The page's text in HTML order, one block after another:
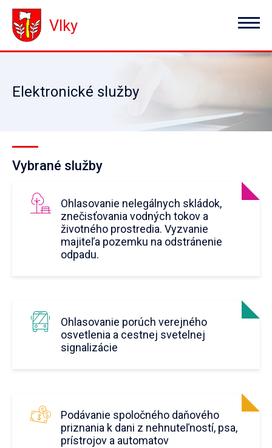
Vlky
Elektronické služby
Vybrané služby
Ohlasovanie nelegálnych skládok,
znečisťovania vodných tokov a
životného prostredia. Vyzvanie
majiteľa pozemku na odstránenie
odpadu.
Ohlasovanie porúch verejného
osvetlenia a cestnej svetelnej
signalizácie
Podávanie spoločného daňového
priznania k dani z nehnuteľností, psa,
prístrojov a automatov